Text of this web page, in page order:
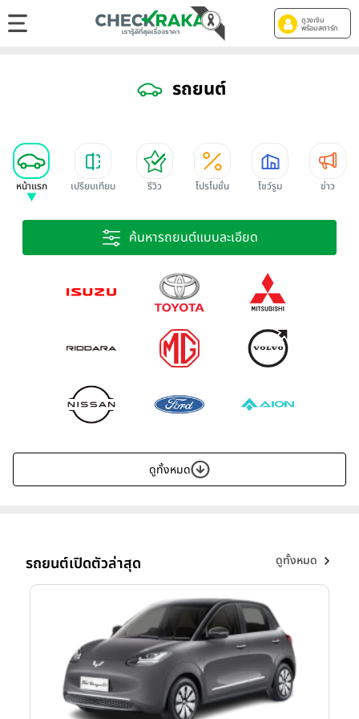
ดูวงเงิน
พร้อมสตาร์ท
รถยนต์
หน้าแรก เปรียบเทียบ รีวิว โปรโมชั่น โชว์รูม ข่าว
ค้นหารถยนต์แบบละเอียด
ดูทั้งหมด
รถยนต์เปิดตัวล่าสุด ดูทั้งหมด